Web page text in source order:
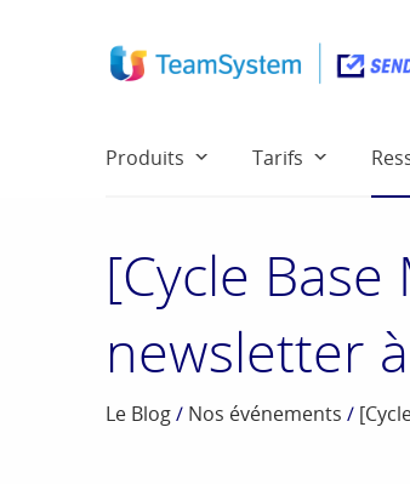
Produits Tarifs
[Cycle
newsletter
Le Blog/ Nos événements /